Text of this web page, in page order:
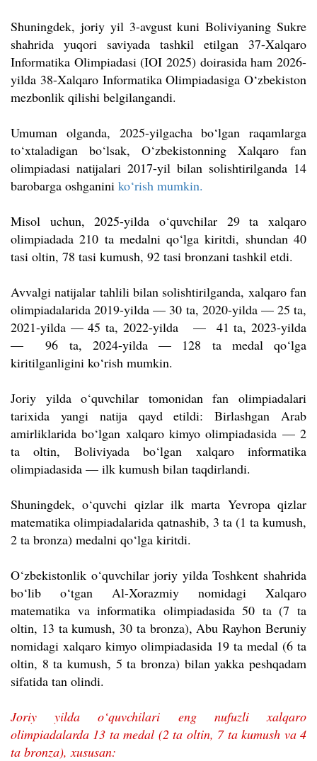
Shuningdek, joriy yil 3-avgust kuni Boliviyaning Sukre
shahrida yuqori saviyada tashkil etilgan 37-Xalqaro
Informatika Olimpiadasi (IOI 2025) doirasida ham 2026-
yilda 38-Xalqaro Informatika Olimpiadasiga O‘zbekiston
mezbonlik qilishi belgilangandi.
Umuman olganda, 2025-yilgacha bo‘lgan raqamlarga
to‘xtaladigan bo‘lsak, O‘zbekistonning Xalqaro fan
olimpiadasi natijalari 2017-yil bilan solishtirilganda 14
barobarga oshganini ko‘rish mumkin.
Misol uchun, 2025-yilda o‘quvchilar 29 ta xalqaro
olimpiadada 210 ta medalni qo‘lga kiritdi, shundan 40
tasi oltin, 78 tasi kumush, 92 tasi bronzani tashkil etdi.
Avvalgi natijalar tahlili bilan solishtirilganda, xalqaro fan
olimpiadalarida 2019-yilda — 30 ta, 2020-yilda — 25 ta,
2021-yilda — 45 ta, 2022-yilda — 41 ta, 2023-yilda
— 96 ta, 2024-yilda — 128 ta medal qo‘lga
kiritilganligini ko‘rish mumkin.
Joriy yilda o‘quvchilar tomonidan fan olimpiadalari
tarixida yangi natija qayd etildi: Birlashgan Arab
amirliklarida bo‘lgan xalqaro kimyo olimpiadasida — 2
ta oltin, Boliviyada bo‘lgan xalqaro informatika
olimpiadasida — ilk kumush bilan taqdirlandi.
Shuningdek, o‘quvchi qizlar ilk marta Yevropa qizlar
matematika olimpiadalarida qatnashib, 3 ta (1 ta kumush,
2 ta bronza) medalni qo‘lga kiritdi.
O‘zbekistonlik o‘quvchilar joriy yilda Toshkent shahrida
bo‘lib o‘tgan Al-Xorazmiy nomidagi Xalqaro
matematika va informatika olimpiadasida 50 ta (7 ta
oltin, 13 ta kumush, 30 ta bronza), Abu Rayhon Beruniy
nomidagi xalqaro kimyo olimpiadasida 19 ta medal (6 ta
oltin, 8 ta kumush, 5 ta bronza) bilan yakka peshqadam
sifatida tan olindi.
Joriy yilda o‘quvchilari eng nufuzli xalqaro
olimpiadalarda 13 ta medal (2 ta oltin, 7 ta kumush va 4
ta bronza), xususan: